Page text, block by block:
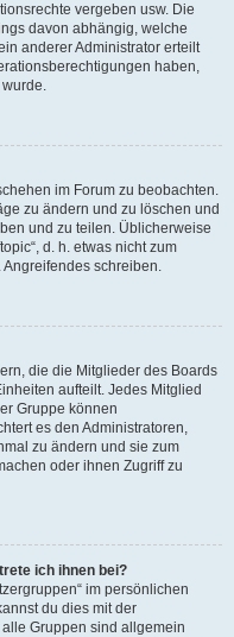
vergeben usw. Die
davon abhängig, welche
anderer Administrator erteilt
haben,
im Forum zu beobachten.
zu ändern und zu löschen und
und zu teilen. Üblicherweise
d. h. etwas nicht zum
schreiben.
die die Mitglieder des Boards
aufteilt. Jedes Mitglied
Gruppe können
es den Administratoren,
zu ändern und sie zum
oder ihnen Zugriff zu
ich ihnen bei?
im persönlichen
du dies mit der
Gruppen sind allgemein